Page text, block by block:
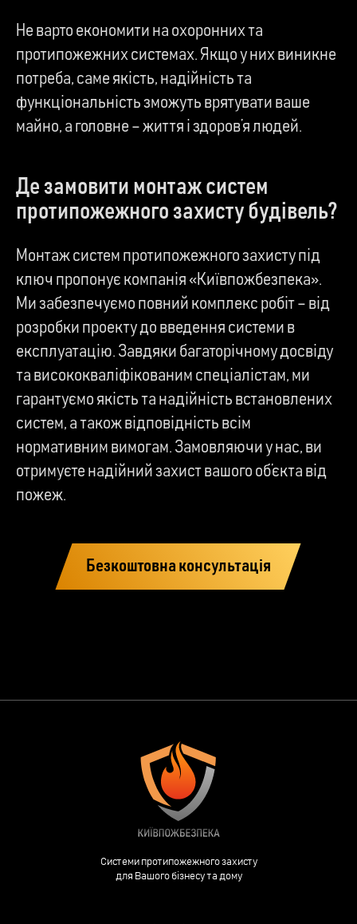
Не варто економити на охоронних та
протипожежних системах. Якщо у них виникне
потреба, саме якість, надійність та
функціональність зможуть врятувати ваше
майно, а головне – життя і здоров’я людей.
Де замовити монтаж систем
протипожежного захисту будівель?
Монтаж систем протипожежного захисту під
ключ пропонує компанія «Київпожбезпека».
Ми забезпечуємо повний комплекс робіт – від
розробки проекту до введення системи в
експлуатацію. Завдяки багаторічному досвіду
та висококваліфікованим спеціалістам, ми
гарантуємо якість та надійність встановлених
систем, а також відповідність всім
нормативним вимогам. Замовляючи у нас, ви
отримуєте надійний захист вашого об’єкта від
пожеж.
Безкоштовна консультація
Системи протипожежного захисту
для Вашого бізнесу та дому